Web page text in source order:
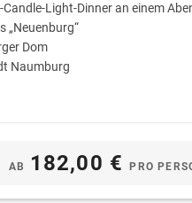
Light-Dinner an einem
„Neuenburg“
Dom
Naumburg
AB 182,00 €PRO